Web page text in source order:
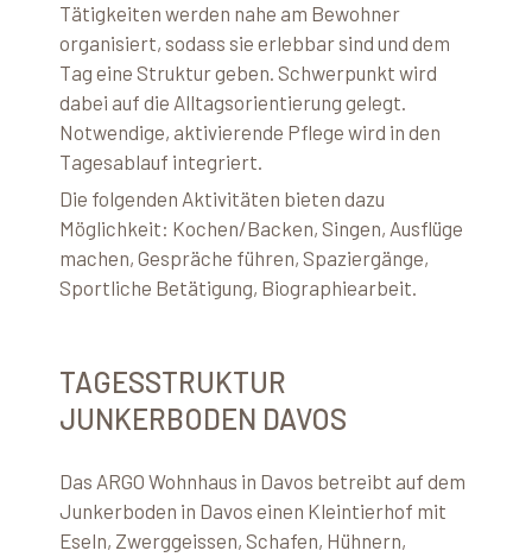
Tätigkeiten werden nahe am Bewohner
organisiert, sodass sie erlebbar sind und dem
Tag eine Struktur geben. Schwerpunkt wird
dabei auf die Alltagsorientierung gelegt.
Notwendige, aktivierende Pflege wird in den
Tagesablauf integriert.
Die folgenden Aktivitäten bieten dazu
Möglichkeit: Kochen/Backen, Singen, Ausflüge
machen, Gespräche führen, Spaziergänge,
Sportliche Betätigung, Biographiearbeit.
TAGESSTRUKTUR
JUNKERBODEN DAVOS
Das ARGO Wohnhaus in Davos betreibt auf dem
Junkerboden in Davos einen Kleintierhof mit
Eseln, Zwerggeissen, Schafen, Hühnern,